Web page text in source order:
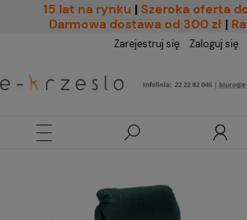
15 lat na rynku | Szeroka oferta
Darmowa dostawa od 300 zł |
Zarejestruj się Zaloguj się